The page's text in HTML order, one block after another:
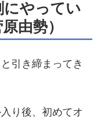
にやってい
由勢）
引き締まってき
り後、初めてオ